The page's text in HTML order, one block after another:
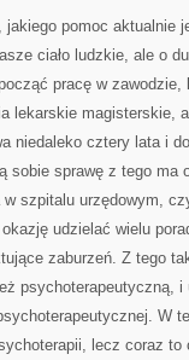
pomoc aktualnie
ciało ludzkie, ale o
pracę w
lekarskie magisterskie,
niedaleko cztery lata i
sobie sprawę z tego ma
szpitalu urzędowym,
udzielać wielu
zaburzeń. Z tego
psychoterapeutyczną, i
W
lecz coraz